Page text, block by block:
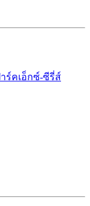
ร์คเอ็กซ์-ซีรี่ส์